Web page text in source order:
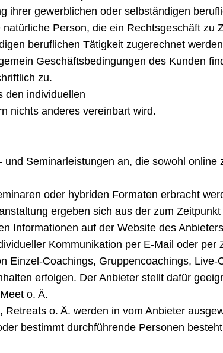
ihrer gewerblichen oder selbständigen
Person, die ein Rechtsgeschäft zu
beruflichen Tätigkeit zugerechnet
Geschäftsbedingungen des Kunden
zu.
den individuellen
nichts anderes vereinbart wird.
Seminarleistungen an, die sowohl online
oder hybriden Formaten erbracht
ergeben sich aus der zum
Informationen auf der Website des
Kommunikation per E-Mail oder per
Einzel-Coachings, Gruppencoachings,
erfolgen. Der Anbieter stellt dafür
o. Ä.
o. Ä. werden in vom Anbieter
bestimmt durchführende Personen